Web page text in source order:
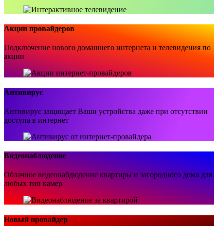
Акции провайдеров
Подключение нового домашнего интернета и телевидения по
акции
Антивирус
Антивирус защищает Ваши устройства даже при отсутствии
доступа в интернет
Видеонаблюдение
Облачное видеонабдюдение квартиры и загородного дома для
любых тип камер
Новый провайдер